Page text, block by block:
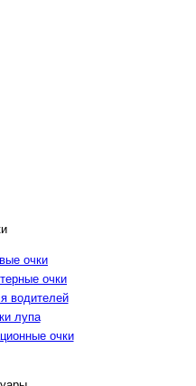
очки
очки
водителей
лупа
очки